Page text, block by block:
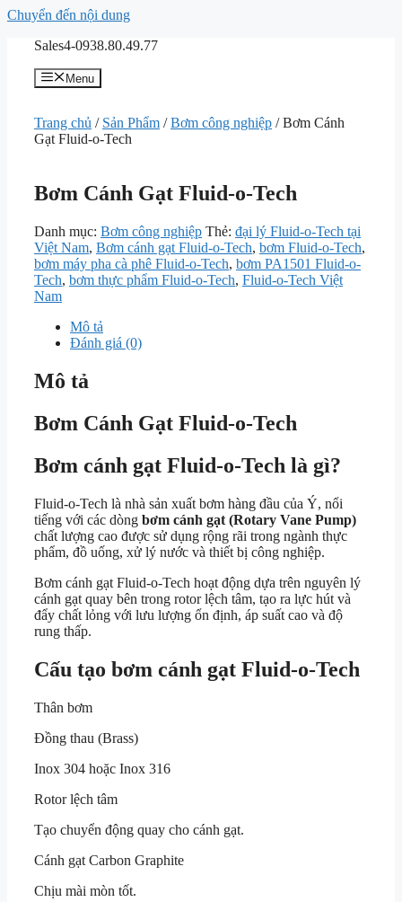
Chuyển đến nội dung
Sales4-0938.80.49.77
Menu
Trang chủ / Sản Phẩm /Bơm công nghiệp / Bơm Cánh
Gạt Fluid-o-Tech
Bơm Cánh Gạt Fluid-o-Tech
Danh mục: Bơm công nghiệp Thẻ: đại lý Fluid-o-Tech tại
Việt Nam, Bơm cánh gạt Fluid-o-Tech, bơm Fluid-o-Tech,
bơm máy pha cà phê Fluid-o-Tech, bơm PA1501 Fluid-o-
Tech, bơm thực phẩm Fluid-o-Tech, Fluid-o-Tech Việt
Nam
Mô tả
Đánh giá (0)
Mô tả
Bơm Cánh Gạt Fluid-o-Tech
Bơm cánh gạt Fluid-o-Tech là gì?
Fluid-o-Tech là nhà sản xuất bơm hàng đầu của Ý, nổi
tiếng với các dòng bơm cánh gạt (Rotary Vane Pump)
chất lượng cao được sử dụng rộng rãi trong ngành thực
phẩm, đồ uống, xử lý nước và thiết bị công nghiệp.
Bơm cánh gạt Fluid-o-Tech hoạt động dựa trên nguyên lý
cánh gạt quay bên trong rotor lệch tâm, tạo ra lực hút và
đẩy chất lỏng với lưu lượng ổn định, áp suất cao và độ
rung thấp.
Cấu tạo bơm cánh gạt Fluid-o-Tech
Thân bơm
Đồng thau (Brass)
Inox 304 hoặc Inox 316
Rotor lệch tâm
Tạo chuyển động quay cho cánh gạt.
Cánh gạt Carbon Graphite
Chịu mài mòn tốt.